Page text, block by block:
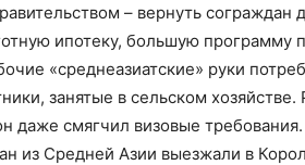
– вернуть сограждан
ипотеку, большую программу
«среднеазиатские» руки
занятые в сельском
даже смягчил визовые
из Средней Азии выезжали в